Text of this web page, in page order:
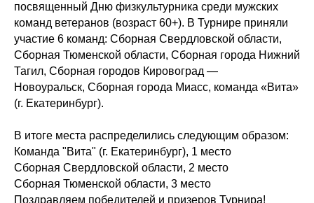
посвященный Дню физкультурника среди мужских
команд ветеранов (возраст 60+). В Турнире приняли
участие 6 команд: Сборная Свердловской области,
Сборная Тюменской области, Сборная города Нижний
Тагил, Сборная городов Кировоград —
Новоуральск, Сборная города Миасс, команда «Вита»
(г. Екатеринбург).
В итоге места распределились следующим образом:
Команда "Вита" (г. Екатеринбург), 1 место
Сборная Свердловской области, 2 место
Сборная Тюменской области, 3 место
Поздравляем победителей и призеров Турнира!